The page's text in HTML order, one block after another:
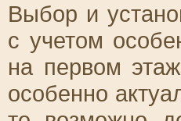
Выбор и
с учетом
на первом
особенно